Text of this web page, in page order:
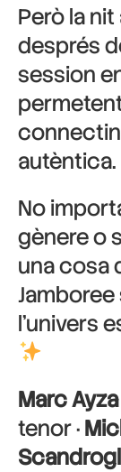
Però la
després
session
connectin
autèntica.
No
gènere o
una cosa
Jamboree
l’univers
Marc Ayza
tenor ·